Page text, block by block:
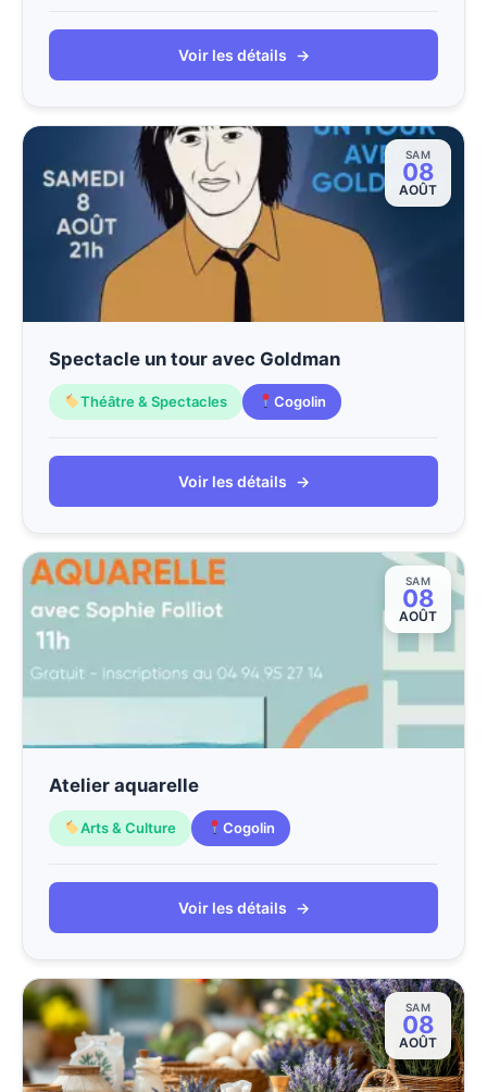
Voir les détails →
SAM
08
AOÛT
Spectacle un tour avec Goldman
Théâtre & Spectacles Cogolin
Voir les détails →
SAM
08
AOÛT
Atelier aquarelle
Arts & Culture Cogolin
Voir les détails →
SAM
08
AOÛT